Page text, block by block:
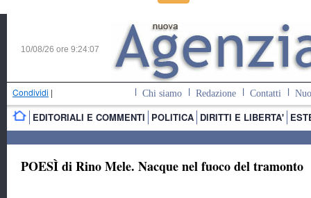
10/08/26 ore 9:24:07
Condividi | Chi siamo Redazione Contatti
EDITORIALI E COMMENTI POLITICA DIRITTI E LIBERTA'
POESÌ di Rino Mele. Nacque nel fuoco del tramonto